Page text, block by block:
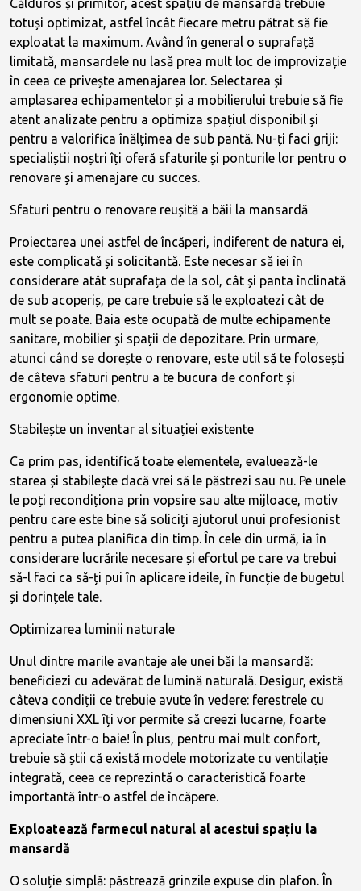
totuși optimizat, astfel încât fiecare metru pătrat să fie
exploatat la maximum. Având în general o suprafață
limitată, mansardele nu lasă prea mult loc de improvizație
în ceea ce privește amenajarea lor. Selectarea și
amplasarea echipamentelor și a mobilierului trebuie să fie
atent analizate pentru a optimiza spațiul disponibil și
pentru a valorifica înălțimea de sub pantă. Nu-ți faci griji:
specialiștii noștri îți oferă sfaturile și ponturile lor pentru o
renovare și amenajare cu succes.
Sfaturi pentru o renovare reușită a băii la mansardă
Proiectarea unei astfel de încăperi, indiferent de natura ei,
este complicată și solicitantă. Este necesar să iei în
considerare atât suprafața de la sol, cât și panta înclinată
de sub acoperiș, pe care trebuie să le exploatezi cât de
mult se poate. Baia este ocupată de multe echipamente
sanitare, mobilier și spații de depozitare. Prin urmare,
atunci când se dorește o renovare, este util să te folosești
de câteva sfaturi pentru a te bucura de confort și
ergonomie optime.
Stabilește un inventar al situației existente
Ca prim pas, identifică toate elementele, evaluează-le
starea și stabilește dacă vrei să le păstrezi sau nu. Pe unele
le poți recondiționa prin vopsire sau alte mijloace, motiv
pentru care este bine să soliciți ajutorul unui profesionist
pentru a putea planifica din timp. În cele din urmă, ia în
considerare lucrările necesare și efortul pe care va trebui
să-l faci ca să-ți pui în aplicare ideile, în funcție de bugetul
și dorințele tale.
Optimizarea luminii naturale
Unul dintre marile avantaje ale unei băi la mansardă:
beneficiezi cu adevărat de lumină naturală. Desigur, există
câteva condiții ce trebuie avute în vedere: ferestrele cu
dimensiuni XXL îți vor permite să creezi lucarne, foarte
apreciate într-o baie! În plus, pentru mai mult confort,
trebuie să știi că există modele motorizate cu ventilație
integrată, ceea ce reprezintă o caracteristică foarte
importantă într-o astfel de încăpere.
Exploatează farmecul natural al acestui spațiu la
mansardă
O soluție simplă: păstrează grinzile expuse din plafon. În